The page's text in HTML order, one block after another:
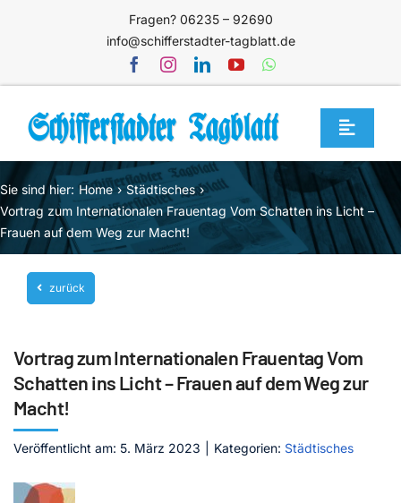
Fragen? 06235 – 92690
info@schifferstadter-tagblatt.de
Toggle
Home
Themen
Blog
Unternehmen
Mediathek
Jetzt abonnieren
Kontakt
Sie sind hier: Home
Städtisches
Vortrag zum Internationalen Frauentag Vom Schatten ins Licht –
Frauen auf dem Weg zur Macht!
zurück
Vortrag zum Internationalen Frauentag Vom
Schatten ins Licht – Frauen auf dem Weg zur
Macht!
Veröffentlicht am: 5. März 2023 Kategorien: Städtisches